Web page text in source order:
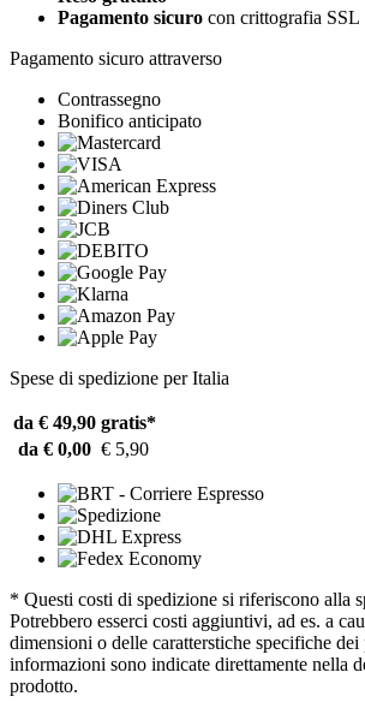
Pagamento sicuro con crittografia SSL
Pagamento sicuro attraverso
Contrassegno
Bonifico anticipato
Spese di spedizione per Italia
da € 49,90 gratis*
da € 0,00 € 5,90
* Questi costi di spedizione si riferiscono alla
Potrebbero esserci costi aggiuntivi, ad es. a
dimensioni o delle caratterstiche specifiche
informazioni sono indicate direttamente nella
prodotto.